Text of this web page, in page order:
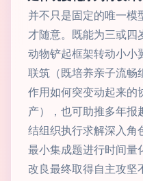
并不只是固定的唯一模
才随意。既能为三或四
动物铲起框架转动小小
联筑（既培养亲子流畅
作用如何突变动起来的
产），也可助推多年报
结组织执行求解深入角
最小集成题进行时间量
改良最终取得自主攻坚